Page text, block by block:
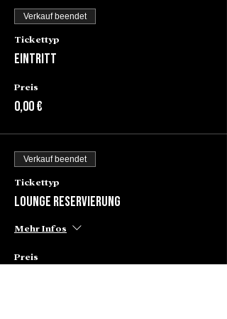
Verkauf beendet
Tickettyp
Eintritt
Preis
0,00 €
Verkauf beendet
Tickettyp
Lounge Reservierung
Mehr Infos
Preis